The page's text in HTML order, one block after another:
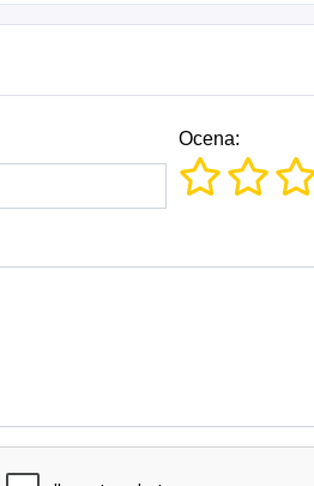
Ocena: